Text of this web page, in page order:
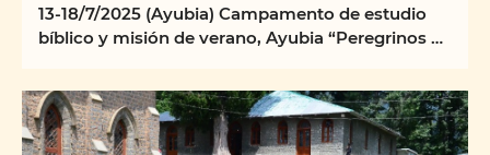
13-18/7/2025 (Ayubia) Campamento de estudio
bíblico y misión de verano, Ayubia “Peregrinos y